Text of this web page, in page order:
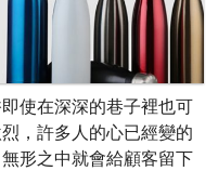
使在深深的巷子裡也可
，許多人的心已經變的
形之中就會給顧客留下